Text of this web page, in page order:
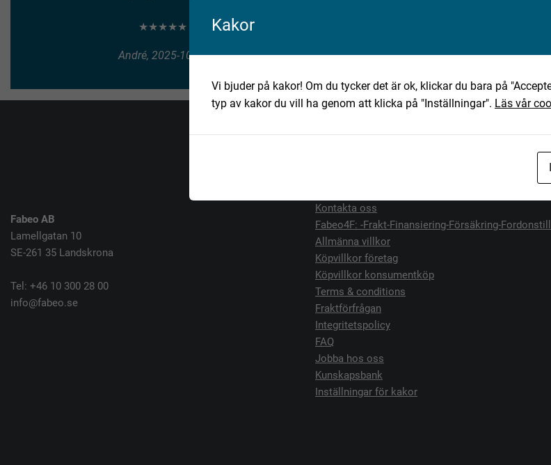
★★★★★
André, 2025-10-10 Jan, 2025-10-02
Fabeo AB
Lamellgatan 10
SE-261 35 Landskrona
Tel: +46 10 300 28 00
info@fabeo.se
Kontakta oss
Fabeo4F: -Frakt-Finansiering-Försäkring-
Allmänna villkor
Köpvillkor företag
Köpvillkor konsumentköp
Terms & conditions
Fraktförfrågan
Integritetspolicy
FAQ
Jobba hos oss
Kunskapsbank
Inställningar för kakor
Kakor
Vi bjuder på kakor! Om du tycker det är ok, klickar du bara på
typ av kakor du vill ha genom att klicka på "Inställningar". Läs vår